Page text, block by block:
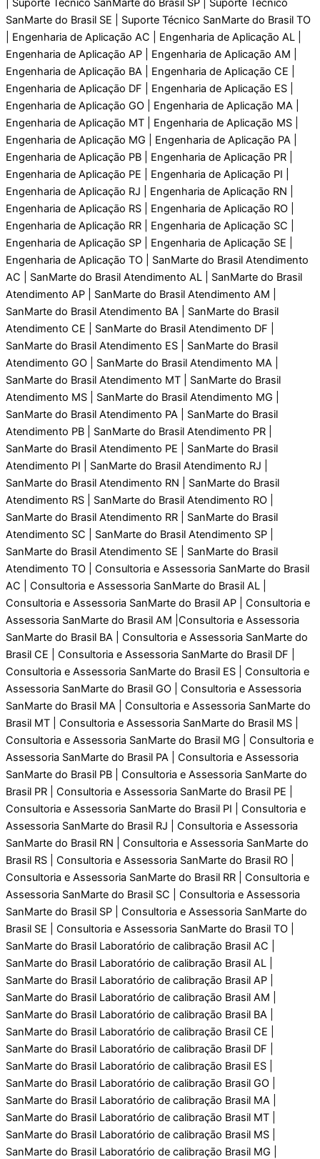
| Suporte Técnico SanMarte do Brasil SP | Suporte Técnico
SanMarte do Brasil SE | Suporte Técnico SanMarte do Brasil TO
| Engenharia de Aplicaçāo AC | Engenharia de Aplicaçāo AL |
Engenharia de Aplicaçāo AP | Engenharia de Aplicaçāo AM |
Engenharia de Aplicaçāo BA | Engenharia de Aplicaçāo CE |
Engenharia de Aplicaçāo DF | Engenharia de Aplicaçāo ES |
Engenharia de Aplicaçāo GO | Engenharia de Aplicaçāo MA |
Engenharia de Aplicaçāo MT | Engenharia de Aplicaçāo MS |
Engenharia de Aplicaçāo MG | Engenharia de Aplicaçāo PA |
Engenharia de Aplicaçāo PB | Engenharia de Aplicaçāo PR |
Engenharia de Aplicaçāo PE | Engenharia de Aplicaçāo PI |
Engenharia de Aplicaçāo RJ | Engenharia de Aplicaçāo RN |
Engenharia de Aplicaçāo RS | Engenharia de Aplicaçāo RO |
Engenharia de Aplicaçāo RR | Engenharia de Aplicaçāo SC |
Engenharia de Aplicaçāo SP | Engenharia de Aplicaçāo SE |
Engenharia de Aplicaçāo TO | SanMarte do Brasil Atendimento
AC | SanMarte do Brasil Atendimento AL | SanMarte do Brasil
Atendimento AP | SanMarte do Brasil Atendimento AM |
SanMarte do Brasil Atendimento BA | SanMarte do Brasil
Atendimento CE | SanMarte do Brasil Atendimento DF |
SanMarte do Brasil Atendimento ES | SanMarte do Brasil
Atendimento GO | SanMarte do Brasil Atendimento MA |
SanMarte do Brasil Atendimento MT | SanMarte do Brasil
Atendimento MS | SanMarte do Brasil Atendimento MG |
SanMarte do Brasil Atendimento PA | SanMarte do Brasil
Atendimento PB | SanMarte do Brasil Atendimento PR |
SanMarte do Brasil Atendimento PE | SanMarte do Brasil
Atendimento PI | SanMarte do Brasil Atendimento RJ |
SanMarte do Brasil Atendimento RN | SanMarte do Brasil
Atendimento RS | SanMarte do Brasil Atendimento RO |
SanMarte do Brasil Atendimento RR | SanMarte do Brasil
Atendimento SC | SanMarte do Brasil Atendimento SP |
SanMarte do Brasil Atendimento SE | SanMarte do Brasil
Atendimento TO | Consultoria e Assessoria SanMarte do Brasil
AC | Consultoria e Assessoria SanMarte do Brasil AL |
Consultoria e Assessoria SanMarte do Brasil AP | Consultoria e
Assessoria SanMarte do Brasil AM |Consultoria e Assessoria
SanMarte do Brasil BA | Consultoria e Assessoria SanMarte do
Brasil CE | Consultoria e Assessoria SanMarte do Brasil DF |
Consultoria e Assessoria SanMarte do Brasil ES | Consultoria e
Assessoria SanMarte do Brasil GO | Consultoria e Assessoria
SanMarte do Brasil MA | Consultoria e Assessoria SanMarte do
Brasil MT | Consultoria e Assessoria SanMarte do Brasil MS |
Consultoria e Assessoria SanMarte do Brasil MG | Consultoria e
Assessoria SanMarte do Brasil PA | Consultoria e Assessoria
SanMarte do Brasil PB | Consultoria e Assessoria SanMarte do
Brasil PR | Consultoria e Assessoria SanMarte do Brasil PE |
Consultoria e Assessoria SanMarte do Brasil PI | Consultoria e
Assessoria SanMarte do Brasil RJ | Consultoria e Assessoria
SanMarte do Brasil RN | Consultoria e Assessoria SanMarte do
Brasil RS | Consultoria e Assessoria SanMarte do Brasil RO |
Consultoria e Assessoria SanMarte do Brasil RR | Consultoria e
Assessoria SanMarte do Brasil SC | Consultoria e Assessoria
SanMarte do Brasil SP | Consultoria e Assessoria SanMarte do
Brasil SE | Consultoria e Assessoria SanMarte do Brasil TO |
SanMarte do Brasil Laboratório de calibraçāo Brasil AC |
SanMarte do Brasil Laboratório de calibraçāo Brasil AL |
SanMarte do Brasil Laboratório de calibraçāo Brasil AP |
SanMarte do Brasil Laboratório de calibraçāo Brasil AM |
SanMarte do Brasil Laboratório de calibraçāo Brasil BA |
SanMarte do Brasil Laboratório de calibraçāo Brasil CE |
SanMarte do Brasil Laboratório de calibraçāo Brasil DF |
SanMarte do Brasil Laboratório de calibraçāo Brasil ES |
SanMarte do Brasil Laboratório de calibraçāo Brasil GO |
SanMarte do Brasil Laboratório de calibraçāo Brasil MA |
SanMarte do Brasil Laboratório de calibraçāo Brasil MT |
SanMarte do Brasil Laboratório de calibraçāo Brasil MS |
SanMarte do Brasil Laboratório de calibraçāo Brasil MG |